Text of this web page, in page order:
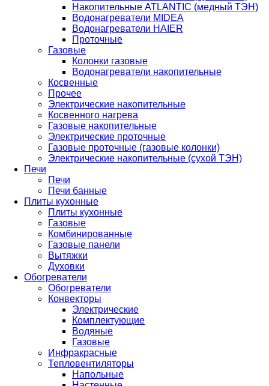
Накопительные ATLANTIC (медный ТЭН)
Водонагреватели MIDEA
Водонагреватели HAIER
Проточные
Газовые
Колонки газовые
Водонагреватели накопительные
Косвенные
Прочее
Электрические накопительные
Косвенного нагрева
Газовые накопительные
Электрические проточные
Газовые проточные (газовые колонки)
Электрические накопительные (сухой ТЭН)
Печи
Печи
Печи банные
Плиты кухонные
Плиты кухонные
Газовые
Комбинированные
Газовые панели
Вытяжки
Духовки
Обогреватели
Обогреватели
Конвекторы
Электрические
Комплектующие
Водяные
Газовые
Инфракрасные
Тепловентиляторы
Напольные